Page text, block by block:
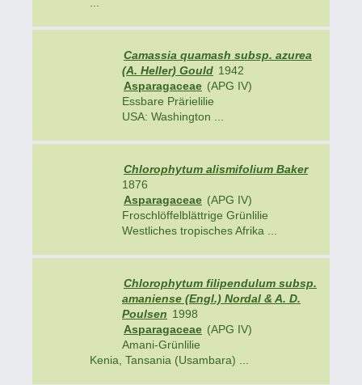
Camassia quamash subsp. azurea
(A. Heller) Gould 1942
Asparagaceae (APG IV)
Essbare Prärielilie
USA: Washington ...
Chlorophytum alismifolium Baker
1876
Asparagaceae (APG IV)
Froschlöffelblättrige Grünlilie
Westliches tropisches Afrika ...
Chlorophytum filipendulum subsp.
amaniense (Engl.) Nordal & A. D.
Poulsen 1998
Asparagaceae (APG IV)
Amani-Grünlilie
Kenia, Tansania (Usambara) ...